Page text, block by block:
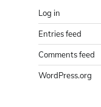
Log in
Entries feed
Comments feed
WordPress.org